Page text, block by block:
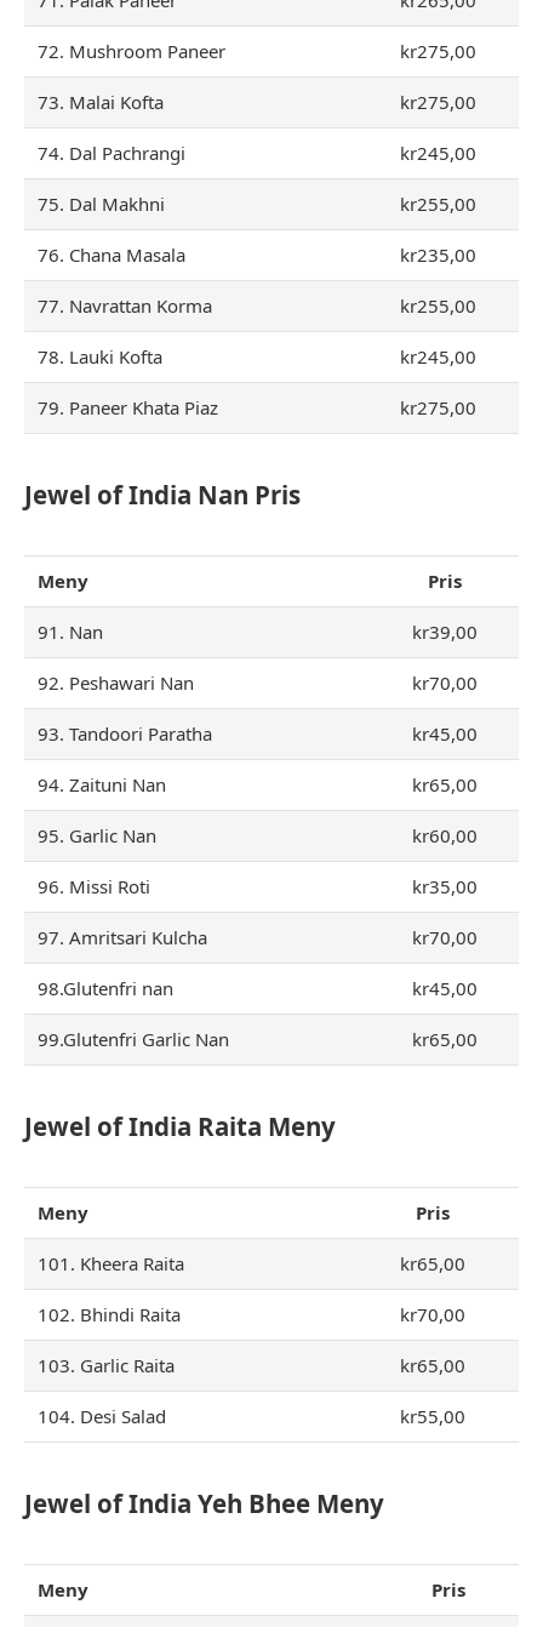
72. Mushroom Paneer kr275,00
73. Malai Kofta kr275,00
74. Dal Pachrangi kr245,00
75. Dal Makhni kr255,00
76. Chana Masala kr235,00
77. Navrattan Korma kr255,00
78. Lauki Kofta kr245,00
79. Paneer Khata Piaz kr275,00
Jewel of India Nan Pris
Meny Pris
91. Nan kr39,00
92. Peshawari Nan kr70,00
93. Tandoori Paratha kr45,00
94. Zaituni Nan kr65,00
95. Garlic Nan kr60,00
96. Missi Roti kr35,00
97. Amritsari Kulcha kr70,00
98.Glutenfri nan kr45,00
99.Glutenfri Garlic Nan kr65,00
Jewel of India Raita Meny
Meny Pris
101. Kheera Raita kr65,00
102. Bhindi Raita kr70,00
103. Garlic Raita kr65,00
104. Desi Salad kr55,00
Jewel of India Yeh Bhee Meny
Meny Pris